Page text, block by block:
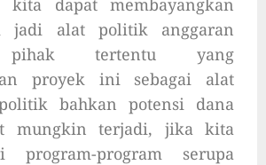
kita dapat membayangkan
jadi alat politik anggaran
pihak tertentu yang
proyek ini sebagai alat
bahkan potensi dana
mungkin terjadi, jika kita
program-program serupa